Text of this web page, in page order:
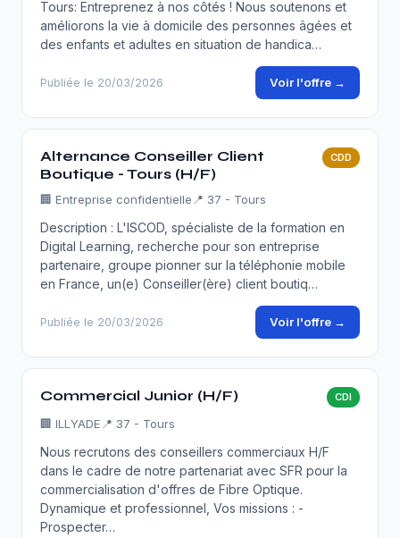
Tours: Entreprenez à nos côtés ! Nous soutenons et
améliorons la vie à domicile des personnes âgées et
des enfants et adultes en situation de handica…
Publiée le 20/03/2026 Voir l'offre →
Alternance Conseiller Client
Boutique - Tours (H/F)
CDD
🏢 Entreprise confidentielle 📍 37 - Tours
Description : L'ISCOD, spécialiste de la formation en
Digital Learning, recherche pour son entreprise
partenaire, groupe pionner sur la téléphonie mobile
en France, un(e) Conseiller(ère) client boutiq…
Publiée le 20/03/2026 Voir l'offre →
Commercial Junior (H/F) CDI
🏢 ILLYADE 📍 37 - Tours
Nous recrutons des conseillers commerciaux H/F
dans le cadre de notre partenariat avec SFR pour la
commercialisation d'offres de Fibre Optique.
Dynamique et professionnel, Vos missions : -
Prospecter…